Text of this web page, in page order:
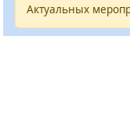
Актуальных